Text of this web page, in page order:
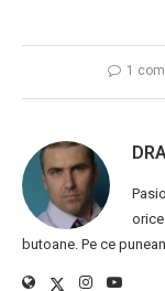
1
butoane. Pe ce